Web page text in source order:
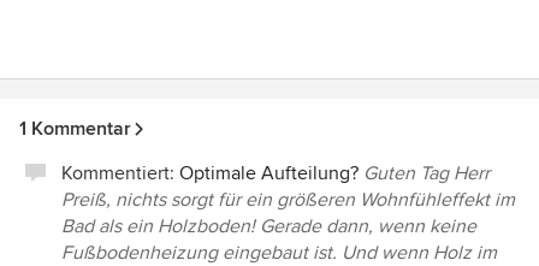
1 Kommentar
Kommentiert: Optimale Aufteilung? Guten Tag Herr
Preiß, nichts sorgt für ein größeren Wohnfühleffekt im
Bad als ein Holzboden! Gerade dann, wenn keine
Fußbodenheizung eingebaut ist. Und wenn Holz im